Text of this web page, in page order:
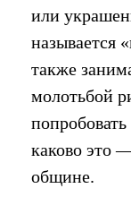
или
называется
также
молотьбой
каково это
общине.